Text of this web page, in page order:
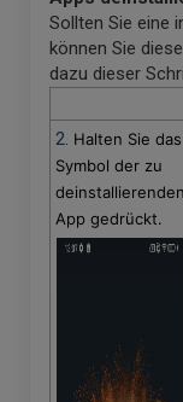
Sollten Sie eine
können Sie
dazu dieser
2. Halten Sie das
Symbol der zu
deinstallierenden
App gedrückt.